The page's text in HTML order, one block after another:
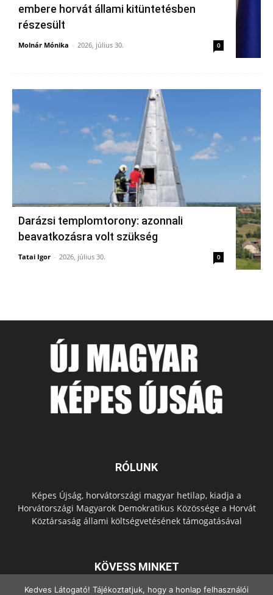
embere horvát állami kitüntetésben
részesült
Molnár Mónika - 2026, július 30. 0
Darázsi templomtorony: azonnali
beavatkozásra volt szükség
Tatai Igor - 2026, július 30. 0
RÓLUNK
Képes Újság, horvátországi magyar hetilap, kiadja a
Horvátországi Magyarok Demokratikus Közössége a Horvát
Köztársaság állami költségvetésének támogatásával
KÖVESS MINKET
Kedves Látogató! Tájékoztatjuk, hogy a honlap felhasználói